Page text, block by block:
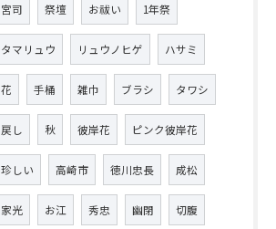
宮司 祭壇 お祓い 1年祭
タマリュウ リュウノヒゲ ハサミ
花 手桶 雑巾 ブラシ タワシ
戻し 秋 彼岸花 ピンク彼岸花
珍しい 高崎市 徳川忠長 成松
家光 お江 秀忠 幽閉 切腹